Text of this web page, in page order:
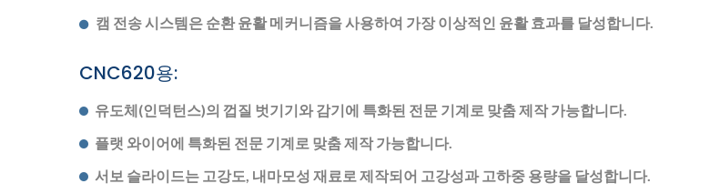
캠 전송 시스템은 순환 윤활 메커니즘을 사용하여 가장 이상적인 윤활 효과를 달성합니다.
CNC620용:
유도체(인덕턴스)의 껍질 벗기기와 감기에 특화된 전문 기계로 맞춤 제작 가능합니다.
플랫 와이어에 특화된 전문 기계로 맞춤 제작 가능합니다.
서보 슬라이드는 고강도, 내마모성 재료로 제작되어 고강성과 고하중 용량을 달성합니다.